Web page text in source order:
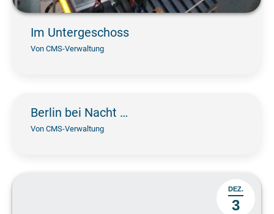
Im Untergeschoss
Von CMS-Verwaltung
Berlin bei Nacht …
Von CMS-Verwaltung
DEZ.
3